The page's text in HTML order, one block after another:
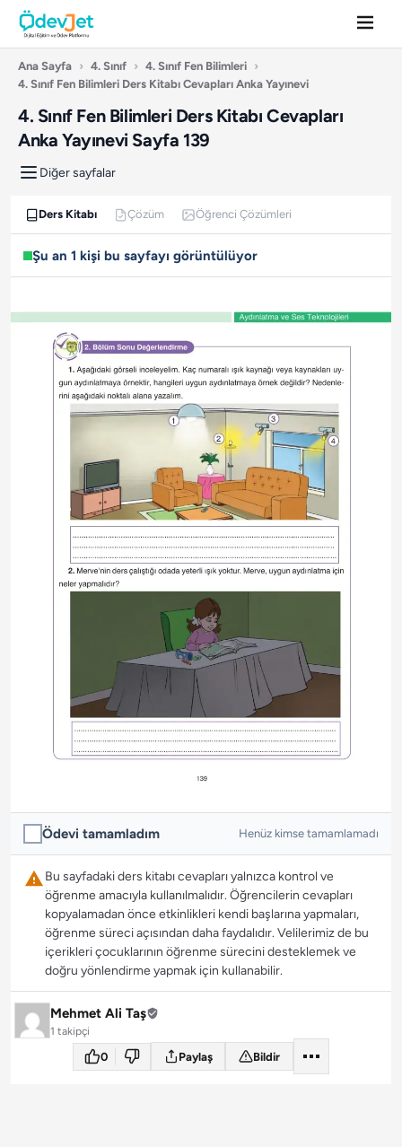
Ana Sayfa › 4. Sınıf › 4. Sınıf Fen Bilimleri ›
4. Sınıf Fen Bilimleri Ders Kitabı Cevapları Anka Yayınevi
4. Sınıf Fen Bilimleri Ders Kitabı Cevapları
Anka Yayınevi Sayfa 139
Diğer sayfalar
Ders Kitabı Çözüm Öğrenci Çözümleri
Şu an 1 kişi bu sayfayı görüntülüyor
Ödevi tamamladım Henüz kimse tamamlamadı
Bu sayfadaki ders kitabı cevapları yalnızca kontrol ve
öğrenme amacıyla kullanılmalıdır. Öğrencilerin cevapları
kopyalamadan önce etkinlikleri kendi başlarına yapmaları,
öğrenme süreci açısından daha faydalıdır. Velilerimiz de bu
içerikleri çocuklarının öğrenme sürecini desteklemek ve
doğru yönlendirme yapmak için kullanabilir.
Mehmet Ali Taş
1 takipçi
0 Paylaş Bildir